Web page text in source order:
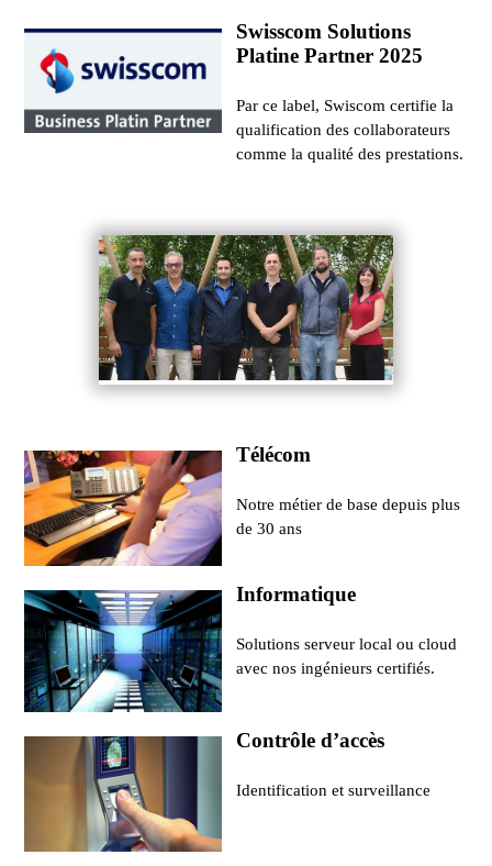
Swisscom Solutions
Platine Partner 2025
Par ce label, Swiscom certifie la
qualification des collaborateurs
comme la qualité des prestations.
Télécom
Notre métier de base depuis plus
de 30 ans
Informatique
Solutions serveur local ou cloud
avec nos ingénieurs certifiés.
Contrôle d’accès
Identification et surveillance